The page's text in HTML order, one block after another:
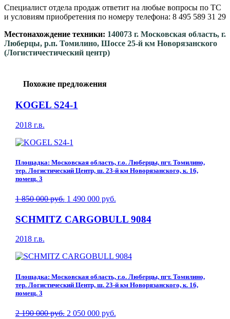
Специалист отдела продаж ответит на любые вопросы по ТС
и условиям приобретения по номеру телефона: 8 495 589 31 29
Местонахождение техники: 140073 г. Московская область, г.
Люберцы, р.п. Томилино, Шоссе 25-й км Новорязанского
(Логистичестический центр)
Похожие предложения
KOGEL S24-1
2018 г.в.
Площадка: Московская область, г.о. Люберцы, пгт. Томилино,
тер. Логистический Центр, ш. 23-й км Новорязанского, к. 16,
помещ. 3
1 850 000 руб. 1 490 000 руб.
SCHMITZ CARGOBULL 9084
2018 г.в.
Площадка: Московская область, г.о. Люберцы, пгт. Томилино,
тер. Логистический Центр, ш. 23-й км Новорязанского, к. 16,
помещ. 3
2 190 000 руб. 2 050 000 руб.